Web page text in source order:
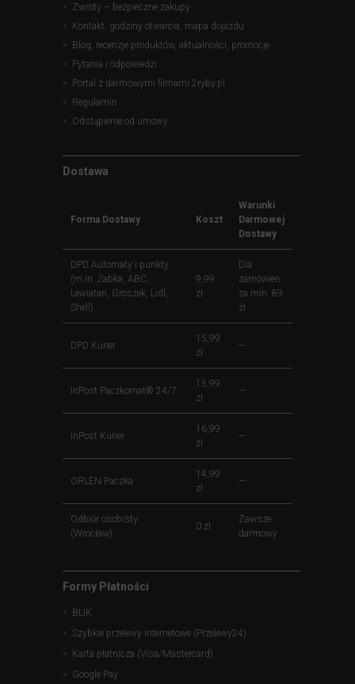
Zwroty – bezpieczne zakupy
Kontakt, godziny otwarcia, mapa dojazdu
Blog, recenzje produktów, aktualności, promocje
Pytania i odpowiedzi
Portal z darmowymi filmami 2ryby.pl
Regulamin
Odstąpienie od umowy
Dostawa
Forma Dostawy Koszt
Warunki
Darmowej
Dostawy
DPD Automaty i punkty
(m.in. Żabka, ABC,
Lewiatan, Groszek, Lidl,
Shell)
9,99
zł
Dla
zamówień
za min. 89
zł
DPD Kurier
15,99
zł
—
InPost Paczkomat® 24/7
15,99
zł
—
InPost Kurier
16,99
zł
—
ORLEN Paczka
14,99
zł
—
Odbiór osobisty
(Wrocław)
0 zł
Zawsze
darmowy
Formy Płatności
BLIK
Szybkie przelewy internetowe (Przelewy24)
Karta płatnicza (Visa/Mastercard)
Google Pay